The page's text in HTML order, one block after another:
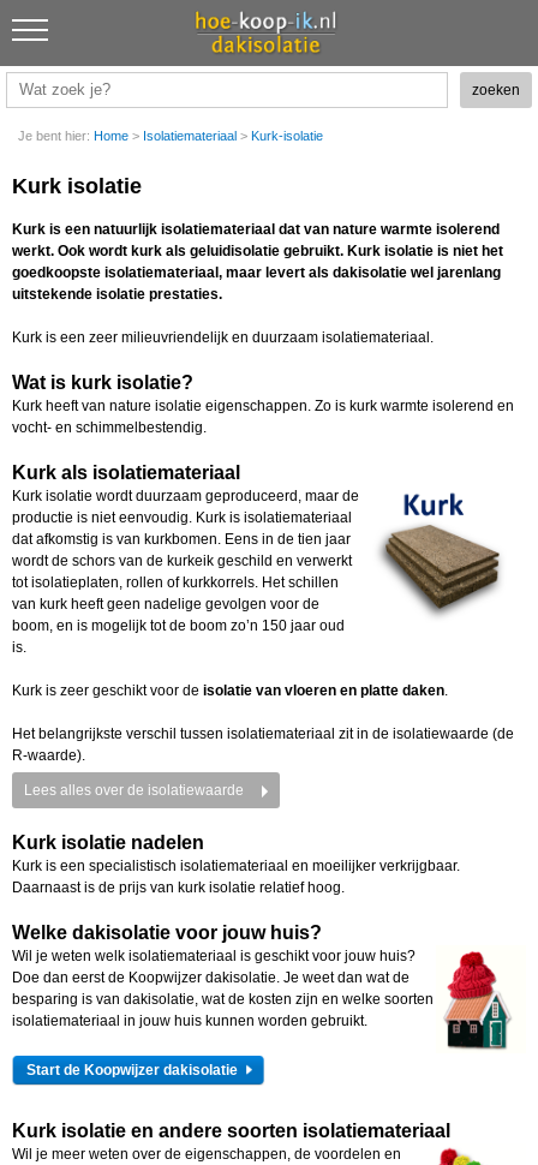
Je bent hier: Home > Isolatiemateriaal > Kurk-isolatie
Kurk isolatie
Kurk is een natuurlijk isolatiemateriaal dat van nature warmte isolerend
werkt. Ook wordt kurk als geluidisolatie gebruikt. Kurk isolatie is niet het
goedkoopste isolatiemateriaal, maar levert als dakisolatie wel jarenlang
uitstekende isolatie prestaties.
Kurk is een zeer milieuvriendelijk en duurzaam isolatiemateriaal.
Wat is kurk isolatie?
Kurk heeft van nature isolatie eigenschappen. Zo is kurk warmte isolerend en
vocht- en schimmelbestendig.
Kurk als isolatiemateriaal
Kurk isolatie wordt duurzaam geproduceerd, maar de
productie is niet eenvoudig. Kurk is isolatiemateriaal
dat afkomstig is van kurkbomen. Eens in de tien jaar
wordt de schors van de kurkeik geschild en verwerkt
tot isolatieplaten, rollen of kurkkorrels. Het schillen
van kurk heeft geen nadelige gevolgen voor de
boom, en is mogelijk tot de boom zo’n 150 jaar oud
is.
Kurk is zeer geschikt voor de isolatie van vloeren en platte daken.
Het belangrijkste verschil tussen isolatiemateriaal zit in de isolatiewaarde (de
R-waarde).
Lees alles over de isolatiewaarde
Kurk isolatie nadelen
Kurk is een specialistisch isolatiemateriaal en moeilijker verkrijgbaar.
Daarnaast is de prijs van kurk isolatie relatief hoog.
Welke dakisolatie voor jouw huis?
Wil je weten welk isolatiemateriaal is geschikt voor jouw huis?
Doe dan eerst de Koopwijzer dakisolatie. Je weet dan wat de
besparing is van dakisolatie, wat de kosten zijn en welke soorten
isolatiemateriaal in jouw huis kunnen worden gebruikt.
Start de Koopwijzer dakisolatie
Kurk isolatie en andere soorten isolatiemateriaal
Wil je meer weten over de eigenschappen, de voordelen en